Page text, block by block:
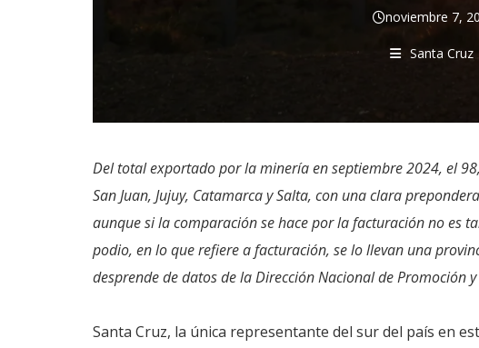
noviembre 7,
Santa Cruz
Del total exportado por la minería en septiembre 2024, el
San Juan, Jujuy, Catamarca y Salta, con una clara
aunque si la comparación se hace por la facturación no es
podio, en lo que refiere a facturación, se lo llevan una
desprende de datos de la Dirección Nacional de Promoción
Santa Cruz, la única representante del sur del país en